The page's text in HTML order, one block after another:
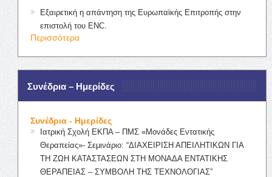
Εξαιρετική η απάντηση της Ευρωπαϊκής Επιτροπής στην
επιστολή του ENC.
Περισσότερα
Συνέδρια – Ημερίδες
Συνέδρια - Ημερίδες
Ιατρική Σχολή ΕΚΠΑ – ΠΜΣ «Μονάδες Εντατικής
Θεραπείας»- Σεμινάριο: “ΔΙΑΧΕΙΡΙΣΗ ΑΠΕΙΛΗΤΙΚΩΝ ΓΙΑ
ΤΗ ΖΩΗ ΚΑΤΑΣΤΑΣΕΩΝ ΣΤΗ ΜΟΝΑΔΑ ΕΝΤΑΤΙΚΗΣ
ΘΕΡΑΠΕΙΑΣ – ΣΥΜΒΟΛΗ ΤΗΣ ΤΕΧΝΟΛΟΓΙΑΣ”